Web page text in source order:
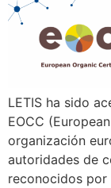
LETIS ha sido
EOCC
organización
autoridades de
reconocidos por